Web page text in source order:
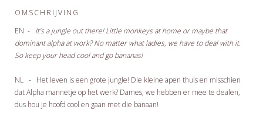
OMSCHRIJVING
EN - It’s a jungle out there! Little monkeys at home or maybe that
dominant alpha at work? No matter what ladies, we have to deal with it.
So keep your head cool and go bananas!
NL - Het leven is een grote jungle! Die kleine apen thuis en misschien
dat Alpha mannetje op het werk? Dames, we hebben er mee te dealen,
dus hou je hoofd cool en gaan met die banaan!